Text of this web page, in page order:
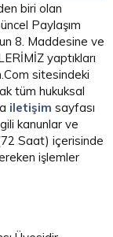
biri olan
Paylaşım
8. Maddesine ve
yaptıkları
sitesindeki
tüm hukuksal
iletişim sayfası
kanunlar ve
Saat) içerisinde
işlemler